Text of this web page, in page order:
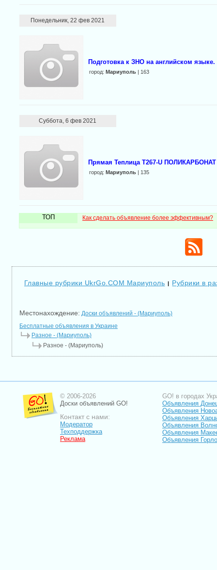
Понедельник, 22 фев 2021
Подготовка к ЗНО на английском языке.
город: Мариуполь | 163
Суббота, 6 фев 2021
Прямая Теплица T267-U
город: Мариуполь | 135
ТОП Как сделать объявление более эффективным?
Главные рубрики UkrGo.COM Мариуполь | Рубрики в
Местонахождение: Доски объявлений - (Мариуполь)
Бесплатные объявления в Украине
Разное - (Мариуполь)
Разное - (Мариуполь)
© 2006-2026
Доски объявлений GO!
Контакт с нами:
Модератор
Техподдержка
Реклама
GO! в городах
Объявления
Объявления
Объявления
Объявления
Объявления
Объявления